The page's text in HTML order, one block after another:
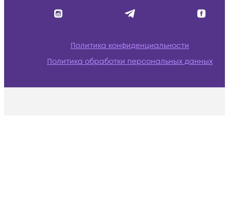
Политика конфиденциальности
Политика обработки персональных данных